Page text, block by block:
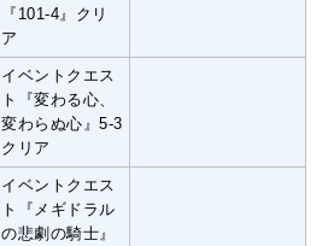
『101-4』クリ
ア
イベントクエス
ト『変わる心、
変わらぬ心』5-3
クリア
イベントクエス
ト『メギドラル
の悲劇の騎士』